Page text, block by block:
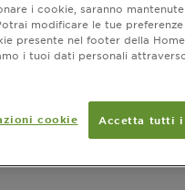
i cookie, saranno
modificare le tue
presente nel footer della
i tuoi dati personali
cookie Accetta tutti i